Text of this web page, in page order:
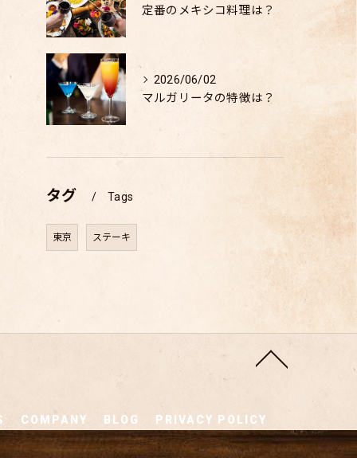
定番のメキシコ料理は？
2026/06/02
マルガリータの特徴は？
タグ Tags
東京 ステーキ
COMPANY BLOG PRIVACY POLICY